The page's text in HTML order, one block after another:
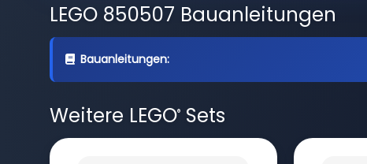
LEGO 850507 Bauanleitungen
Bauanleitungen:
Weitere LEGO®Sets